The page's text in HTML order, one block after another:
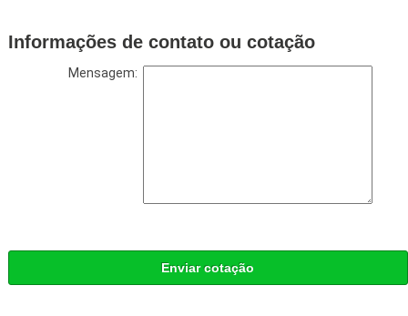
Informações de contato ou cotação
Mensagem:
Enviar cotação